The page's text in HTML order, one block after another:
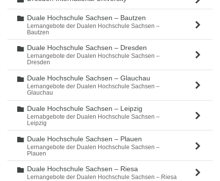
Ordner
Duale Hochschule Sachsen – Bautzen
Lernangebote der Dualen Hochschule Sachsen –
Bautzen
Ordner
Duale Hochschule Sachsen – Dresden
Lernangebote der Dualen Hochschule Sachsen –
Dresden
Ordner
Duale Hochschule Sachsen – Glauchau
Lernangebote der Dualen Hochschule Sachsen –
Glauchau
Ordner
Duale Hochschule Sachsen – Leipzig
Lernabgebote der Dualen Hochschule Sachsen –
Leipzig
Ordner
Duale Hochschule Sachsen – Plauen
Lernangebote der Dualen Hochschule Sachsen –
Plauen
Ordner
Duale Hochschule Sachsen – Riesa
Lernangebote der Dualen Hochschule Sachsen – Riesa